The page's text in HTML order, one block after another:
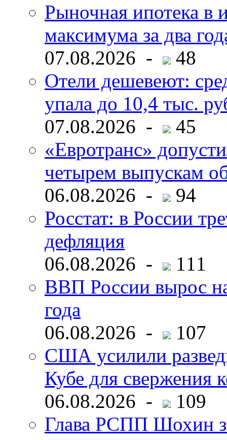
Рыночная ипотека в
максимума за два
07.08.2026 -
48
Отели дешевеют:
упала до 10,4 тыс.
07.08.2026 -
45
«Евротранс»
четырем выпускам
06.08.2026 -
94
Росстат: в России
дефляция
06.08.2026 -
111
ВВП России вырос
года
06.08.2026 -
107
США усилили
Кубе для свержения
06.08.2026 -
109
Глава РСПП Шохин